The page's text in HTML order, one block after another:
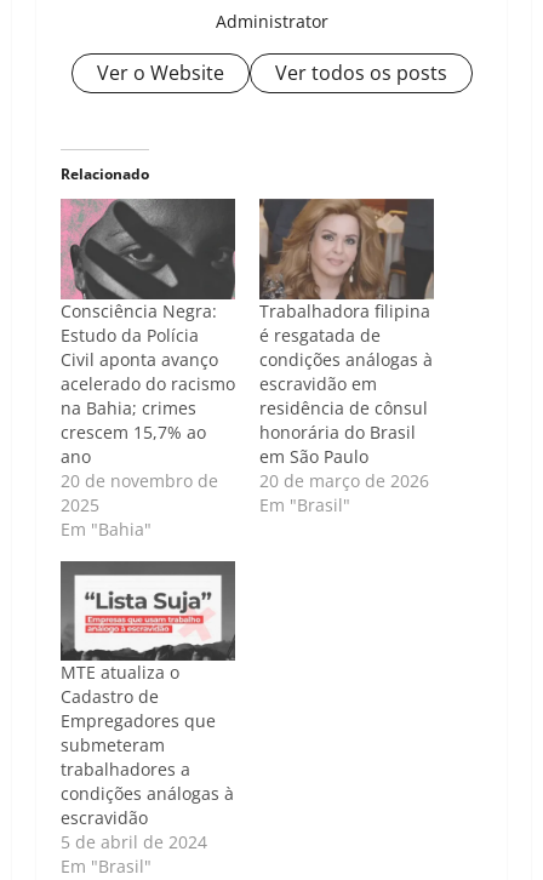
Administrator
Ver o Website Ver todos os posts
Relacionado
Consciência Negra:
Estudo da Polícia
Civil aponta avanço
acelerado do racismo
na Bahia; crimes
crescem 15,7% ao
ano
20 de novembro de
2025
Em "Bahia"
Trabalhadora filipina
é resgatada de
condições análogas à
escravidão em
residência de cônsul
honorária do Brasil
em São Paulo
20 de março de 2026
Em "Brasil"
MTE atualiza o
Cadastro de
Empregadores que
submeteram
trabalhadores a
condições análogas à
escravidão
5 de abril de 2024
Em "Brasil"